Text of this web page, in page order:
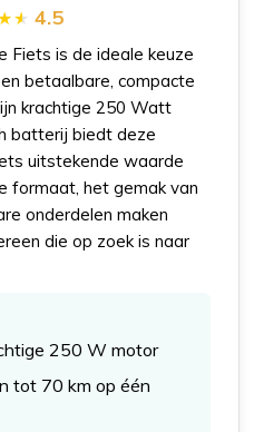
4.5
Fiets is de ideale keuze
betaalbare, compacte
krachtige 250 Watt
batterij biedt deze
uitstekende waarde
formaat, het gemak van
onderdelen maken
die op zoek is naar
250 W motor
tot 70 km op één